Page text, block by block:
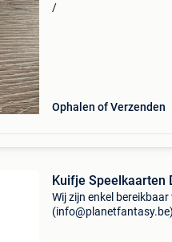
/
Ophalen of Verzenden
Kuifje Speelkaarten
Wij zijn enkel bereikbaar